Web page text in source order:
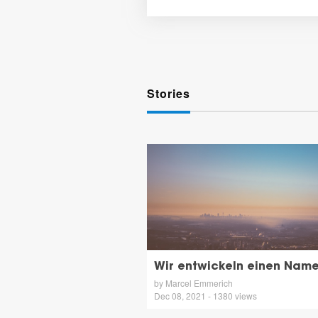
Stories
Wir entwickeln einen
by Marcel Emmerich
Dec 08, 2021 - 1380 views